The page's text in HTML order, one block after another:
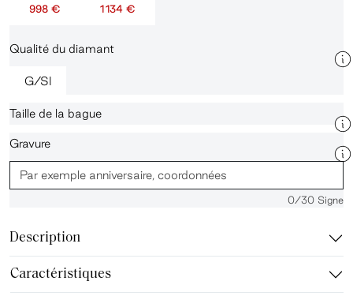
998 € 1 134 €
Qualité du diamant
G/SI
Taille de la bague
Gravure
0/30 Signe
Description
Caractéristiques